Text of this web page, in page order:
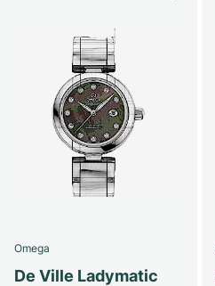
Omega
De Ville Ladymatic